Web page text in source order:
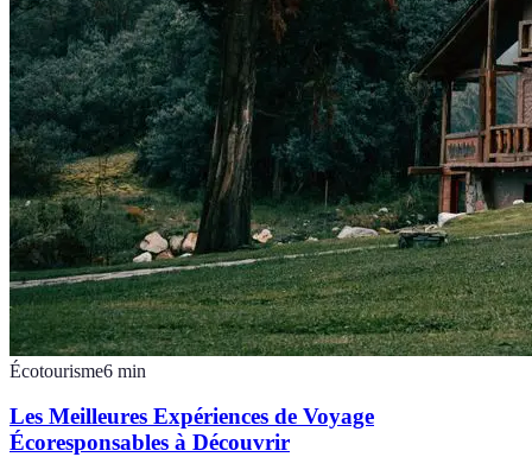
Écotourisme6 min
Les Meilleures Expériences de Voyage
Écoresponsables à Découvrir